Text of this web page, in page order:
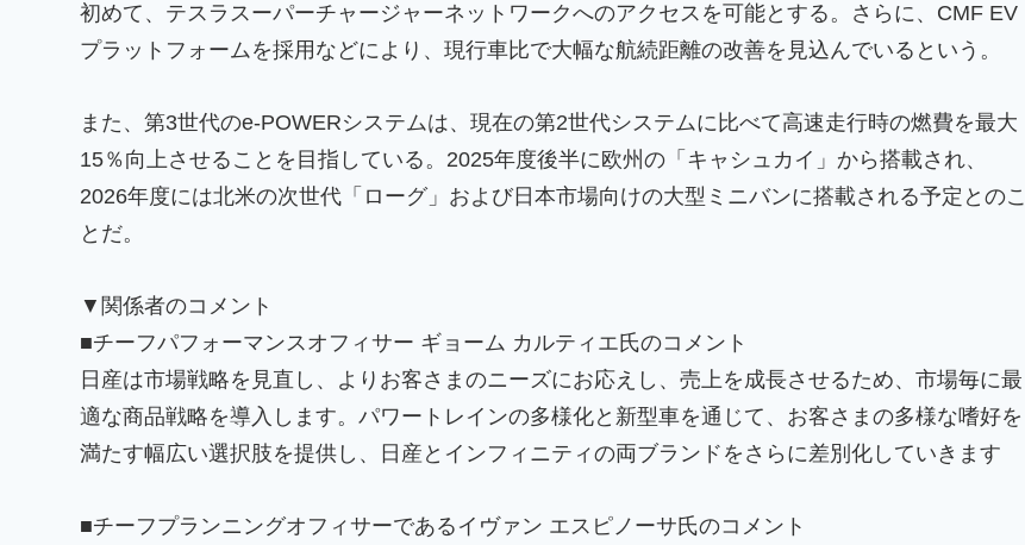
初めて、テスラスーパーチャージャーネットワークへのアクセスを可能とする。さらに、CMF EV
プラットフォームを採用などにより、現行車比で大幅な航続距離の改善を見込んでいるという。
また、第3世代のe-POWERシステムは、現在の第2世代システムに比べて高速走行時の燃費を最大
15％向上させることを目指している。2025年度後半に欧州の「キャシュカイ」から搭載され、
2026年度には北米の次世代「ローグ」および日本市場向けの大型ミニバンに搭載される予定とのこ
とだ。
▼関係者のコメント
■チーフパフォーマンスオフィサー ギョーム カルティエ氏のコメント
日産は市場戦略を見直し、よりお客さまのニーズにお応えし、売上を成長させるため、市場毎に最
適な商品戦略を導入します。パワートレインの多様化と新型車を通じて、お客さまの多様な嗜好を
満たす幅広い選択肢を提供し、日産とインフィニティの両ブランドをさらに差別化していきます
■チーフプランニングオフィサーであるイヴァン エスピノーサ氏のコメント